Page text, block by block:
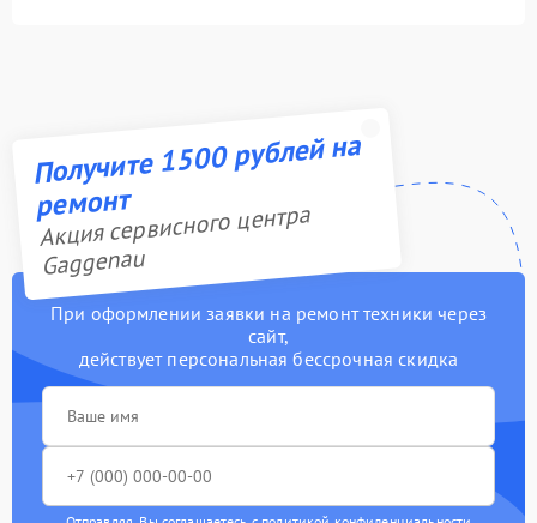
Получите 1500 рублей на
ремонт
Акция сервисного центра
Gaggenau
При оформлении заявки на ремонт техники через
сайт,
действует персональная бессрочная скидка